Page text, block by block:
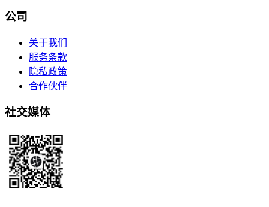
公司
关于我们
服务条款
隐私政策
合作伙伴
社交媒体